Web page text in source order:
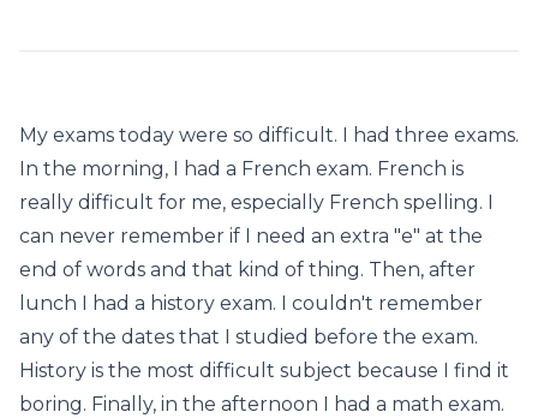
My exams today were so difficult. I had three exams.
In the morning, I had a French exam. French is
really difficult for me, especially French spelling. I
can never remember if I need an extra "e" at the
end of words and that kind of thing. Then, after
lunch I had a history exam. I couldn't remember
any of the dates that I studied before the exam.
History is the most difficult subject because I find it
boring. Finally, in the afternoon I had a math exam.